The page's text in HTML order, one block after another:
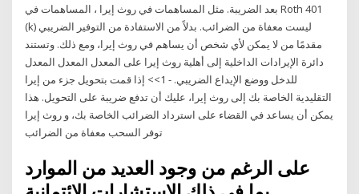
بعد الضريبة. مثل المساهمات في روث إيرا ، المساهمات في Roth 401
(k) ليست معفاة من الضرائب. بدلاً من الاستفادة من التوفير الضريبي
مقدمًا من لا يمكن لأي شخص أن يساهم في روث إيرا، ومع ذلك. وتستند
دائرة الإيرادات الداخلية إلى أهلية روث إيرا على المعدل المعدل المعدل
للدخل ووضع الإيداع الضريبي. - 1>> إذا قمت بتحويل جزء من إيرا
التقليدية الخاصة بك إلى روث إيرا، عليك أن تدفع ضريبة على التحويل. هذا
يمكن أن يساعد في القضاء على استرداد الضرائب الخاصة بك، و روث إيرا
توفر السحب معفاة من الضرائب
على الرغم من وجود العديد من الموارد